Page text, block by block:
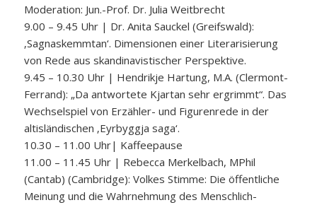
Moderation: Jun.-Prof. Dr. Julia Weitbrecht
9.00 – 9.45 Uhr | Dr. Anita Sauckel (Greifswald):
‚Sagnaskemmtan‘. Dimensionen einer Literarisierung
von Rede aus skandinavistischer Perspektive.
9.45 – 10.30 Uhr | Hendrikje Hartung, M.A. (Clermont-
Ferrand): „Da antwortete Kjartan sehr ergrimmt“. Das
Wechselspiel von Erzähler- und Figurenrede in der
altisländischen ‚Eyrbyggja saga‘.
10.30 – 11.00 Uhr| Kaffeepause
11.00 – 11.45 Uhr | Rebecca Merkelbach, MPhil
(Cantab) (Cambridge): Volkes Stimme: Die öffentliche
Meinung und die Wahrnehmung des Menschlich-